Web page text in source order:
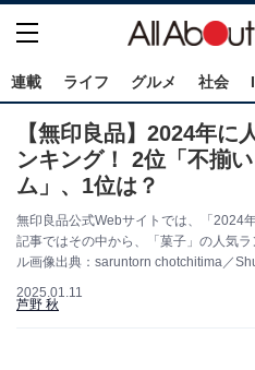
連載 ライフ グルメ 社会
【無印良品】2024年に
ンキング！ 2位「不揃
ム」、1位は？
無印良品公式Webサイトでは、「2024
記事ではその中から、「菓子」の人気
ル画像出典：saruntorn chotchitima／
2025.01.11
芦野 秋